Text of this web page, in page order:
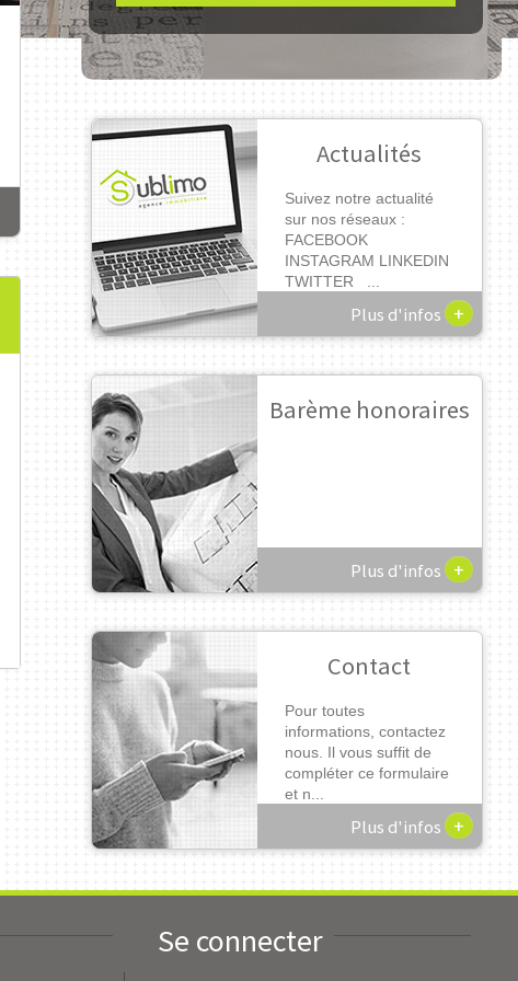
Actualités
Suivez notre actualité
sur nos réseaux :
FACEBOOK
INSTAGRAM LINKEDIN
TWITTER ...
Plus d'infos +
Barème honoraires
Plus d'infos +
Contact
Pour toutes
informations, contactez
nous. Il vous suffit de
compléter ce formulaire
et n...
Plus d'infos +
Se connecter